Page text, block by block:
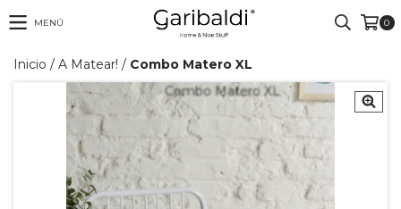
MENÚ 0
Inicio / A Matear! / Combo Matero XL